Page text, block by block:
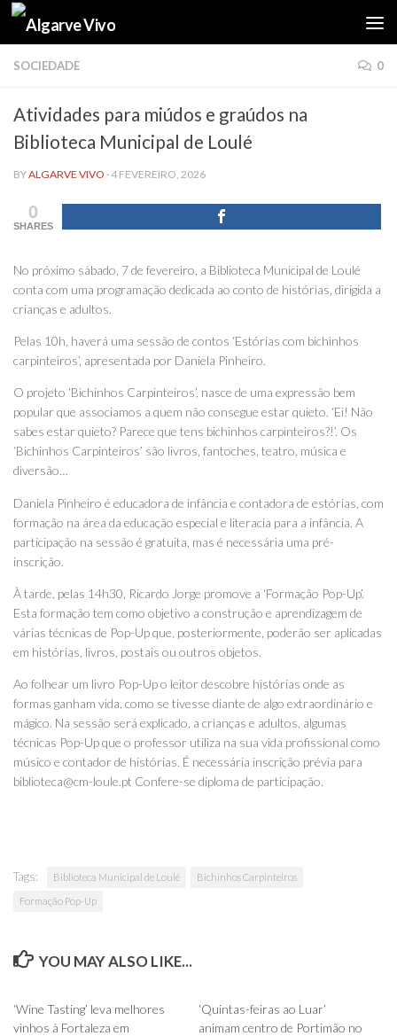
Skip to content
SOCIEDADE 0
Atividades para miúdos e graúdos na
Biblioteca Municipal de Loulé
BYALGARVE VIVO ·4 FEVEREIRO, 2026
0
SHARES
No próximo sábado, 7 de fevereiro, a Biblioteca Municipal de Loulé
conta com uma programação dedicada ao conto de histórias, dirigida a
crianças e adultos.
Pelas 10h, haverá uma sessão de contos ‘Estórias com bichinhos
carpinteiros’, apresentada por Daniela Pinheiro.
O projeto ‘Bichinhos Carpinteiros’, nasce de uma expressão bem
popular que associamos a quem não consegue estar quieto. ‘Ei! Não
sabes estar quieto? Parece que tens bichinhos carpinteiros?!’. Os
‘Bichinhos Carpinteiros’ são livros, fantoches, teatro, música e
diversão…
Daniela Pinheiro é educadora de infância e contadora de estórias, com
formação na área da educação especial e literacia para a infância. A
participação na sessão é gratuita, mas é necessária uma pré-
inscrição.
À tarde, pelas 14h30, Ricardo Jorge promove a ‘Formação Pop-Up’.
Esta formação tem como objetivo a construção e aprendizagem de
várias técnicas de Pop-Up que, posteriormente, poderão ser aplicadas
em histórias, livros, postais ou outros objetos.
Ao folhear um livro Pop-Up o leitor descobre histórias onde as
formas ganham vida, como se tivesse diante de algo extraordinário e
mágico. Na sessão será explicado, a crianças e adultos, algumas
técnicas Pop-Up que o professor utiliza na sua vida profissional como
músico e contador de histórias. É necessária inscrição prévia para
biblioteca@cm-loule.pt Confere-se diploma de participação.
Tags: Biblioteca Municipal de Loulé Bichinhos Carpinteiros
Formação Pop-Up
YOU MAY ALSO LIKE...
‘Wine Tasting’ leva melhores
vinhos à Fortaleza em
‘Quintas-feiras ao Luar’
animam centro de Portimão no